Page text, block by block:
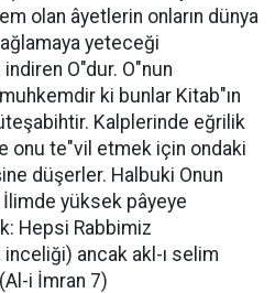
olan âyetlerin onların dünya
yeteceği
indiren O"dur. O"nun
ki bunlar Kitab"ın
Kalplerinde eğrilik
onu te"vil etmek için ondaki
düşerler. Halbuki Onun
yüksek pâyeye
Hepsi Rabbimiz
inceliği) ancak akl-ı selim
i İmran 7)